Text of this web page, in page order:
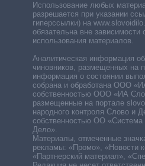
Использование любых
разрешается при указании
гиперссылки) на
обязательна вне зависимости
использования материалов.
Аналитическая информация
чиновников, размещенных на
информация о состоянии
собрана и обработана ООО
собственностью ООО «ИА
размещенные на портале
народного контроля Слово и
собственностью ОО «Система
Дело».
Материалы, отмеченные
рекламы: «Промо», «Новости
«Партнерский материал»,